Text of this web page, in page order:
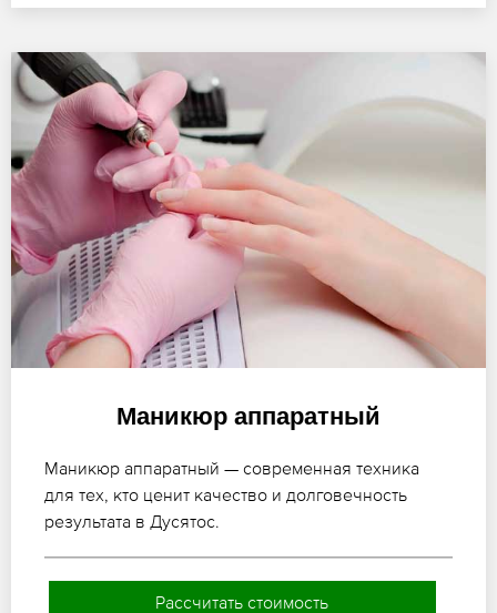
Маникюр аппаратный
Маникюр аппаратный — современная техника
для тех, кто ценит качество и долговечность
результата в Дусятос.
Рассчитать стоимость